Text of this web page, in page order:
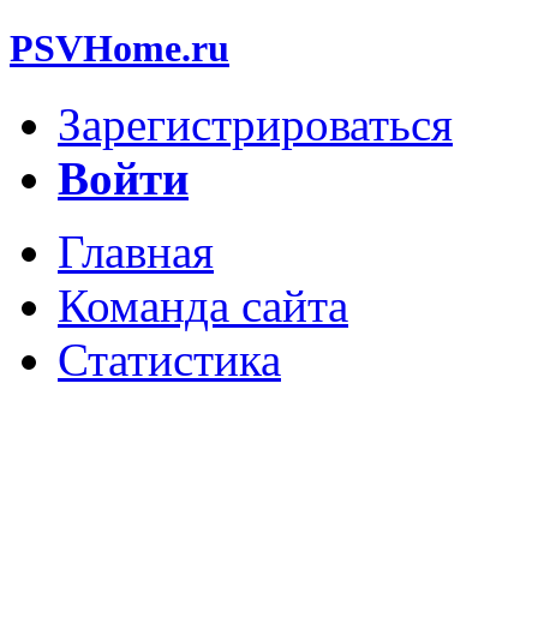
PSVHome.ru
Зарегистрироваться
Войти
Главная
Команда сайта
Статистика